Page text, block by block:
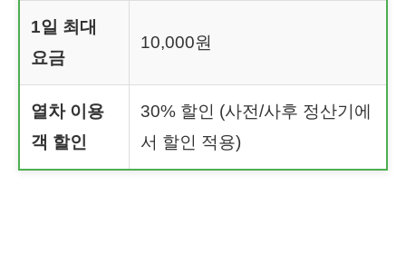
1일 최대
요금
10,000원
열차 이용
객 할인
30% 할인 (사전/사후 정산기에
서 할인 적용)